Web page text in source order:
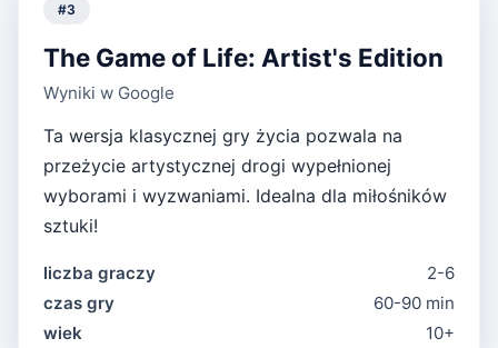
#3
The Game of Life: Artist's Edition
Wyniki w Google
Ta wersja klasycznej gry życia pozwala na
przeżycie artystycznej drogi wypełnionej
wyborami i wyzwaniami. Idealna dla miłośników
sztuki!
liczba graczy
2-6
czas gry
60-90 min
wiek
10+